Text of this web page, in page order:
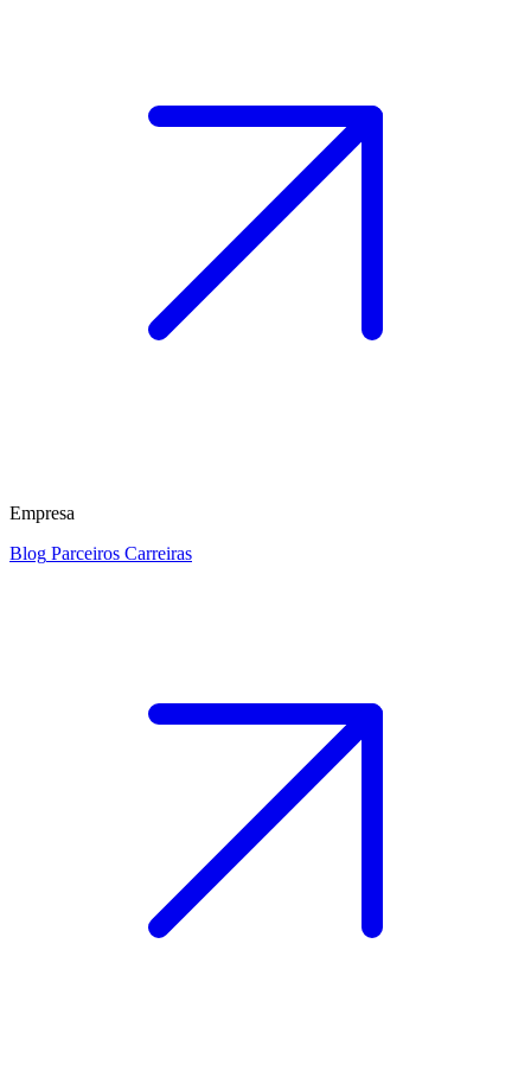
Empresa
Blog Parceiros Carreiras